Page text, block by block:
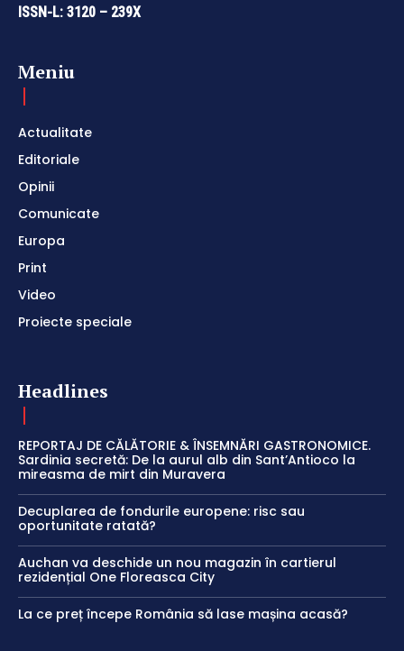
ISSN-L: 3120 – 239X
Meniu
Actualitate
Editoriale
Opinii
Comunicate
Europa
Print
Video
Proiecte speciale
Headlines
REPORTAJ DE CĂLĂTORIE & ÎNSEMNĂRI GASTRONOMICE.
Sardinia secretă: De la aurul alb din Sant’Antioco la
mireasma de mirt din Muravera
Decuplarea de fondurile europene: risc sau
oportunitate ratată?
Auchan va deschide un nou magazin în cartierul
rezidențial One Floreasca City
La ce preț începe România să lase mașina acasă?